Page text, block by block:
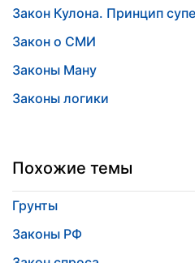
Закон Кулона. Принцип
Закон о СМИ
Законы Ману
Законы логики
Похожие темы
Грунты
Законы РФ